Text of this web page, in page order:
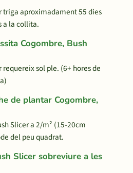
triga aproximadament 55 dies
a la collita.
Cogombre, Bush
sol ple. (6+ hores de
de plantar Cogombre,
Slicer a 2/m² (15-20cm
del peu quadrat.
Slicer sobreviure a les